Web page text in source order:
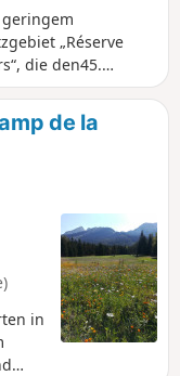
„Réserve
die den45.
atemberaubende
besonderen
dem Parkplatz
de la
in